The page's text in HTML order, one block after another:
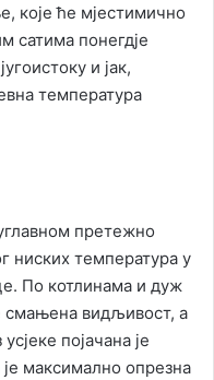
које ће мјестимично
сатима понегдје
и јак,
температура
претежно
ниских температура у
По котлинама и дуж
смањена видљивост, а
појачана је
максимално опрезна